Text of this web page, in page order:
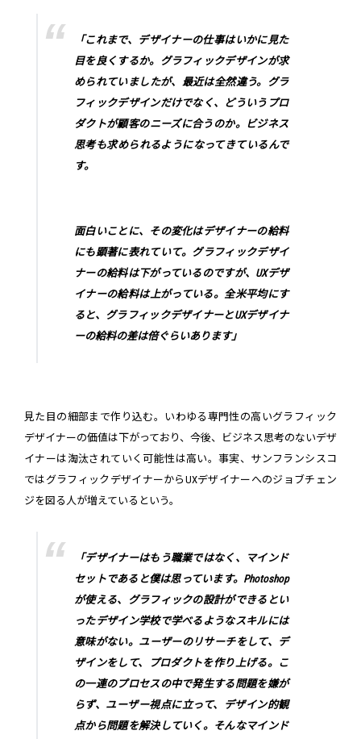
「これまで、デザイナーの仕事はいかに見た
目を良くするか。グラフィックデザインが求
められていましたが、最近は全然違う。グラ
フィックデザインだけでなく、どういうプロ
ダクトが顧客のニーズに合うのか。ビジネス
思考も求められるようになってきているんで
す。
面白いことに、その変化はデザイナーの給料
にも顕著に表れていて。グラフィックデザイ
ナーの給料は下がっているのですが、UXデザ
イナーの給料は上がっている。全米平均にす
ると、グラフィックデザイナーとUXデザイナ
ーの給料の差は倍ぐらいあります」
見た目の細部まで作り込む。いわゆる専門性の高いグラフィック
デザイナーの価値は下がっており、今後、ビジネス思考のないデザ
イナーは淘汰されていく可能性は高い。事実、サンフランシスコ
ではグラフィックデザイナーからUXデザイナーへのジョブチェン
ジを図る人が増えているという。
「デザイナーはもう職業ではなく、マインド
セットであると僕は思っています。Photoshop
が使える、グラフィックの設計ができるとい
ったデザイン学校で学べるようなスキルには
意味がない。ユーザーのリサーチをして、デ
ザインをして、プロダクトを作り上げる。こ
の一連のプロセスの中で発生する問題を嫌が
らず、ユーザー視点に立って、デザイン的観
点から問題を解決していく。そんなマインド